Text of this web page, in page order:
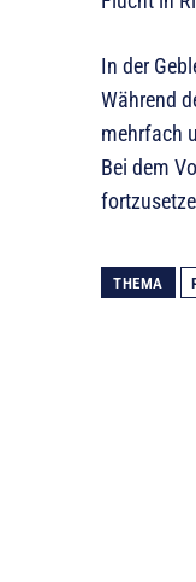
In der
Während
mehrfach
Bei dem
THEMA